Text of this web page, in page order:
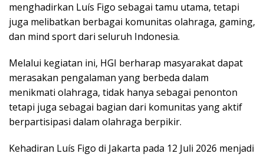
menghadirkan Luís Figo sebagai tamu utama, tetapi
juga melibatkan berbagai komunitas olahraga, gaming,
dan mind sport dari seluruh Indonesia.
Melalui kegiatan ini, HGI berharap masyarakat dapat
merasakan pengalaman yang berbeda dalam
menikmati olahraga, tidak hanya sebagai penonton
tetapi juga sebagai bagian dari komunitas yang aktif
berpartisipasi dalam olahraga berpikir.
Kehadiran Luís Figo di Jakarta pada 12 Juli 2026 menjadi